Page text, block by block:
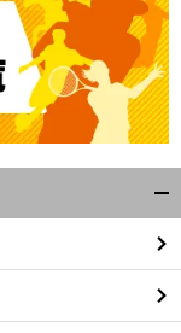
前
へ
閉
る